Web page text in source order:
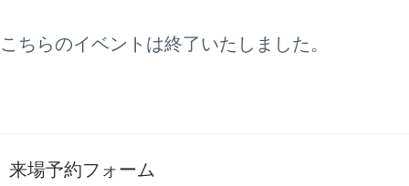
こちらのイベントは終了いたしました。
来場予約フォーム